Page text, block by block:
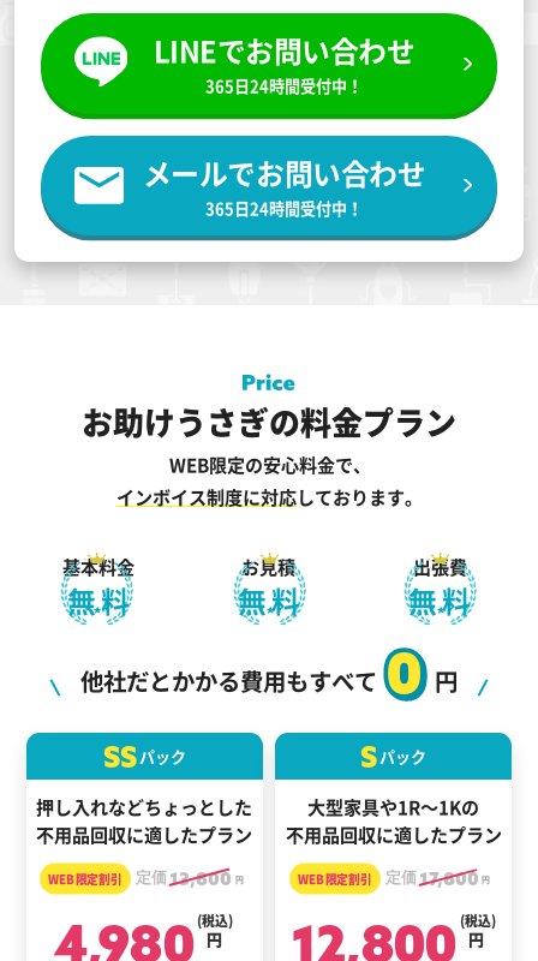
LINEでお問い合わせ
365日24時間受付中！
メールでお問い合わせ
365日24時間受付中！
お助けうさぎの料金プラン
WEB限定の安心料金で、
インボイス制度に対応しております。
基本料金
無料
お見積
無料
出張費
無料
他社だとかかる費用もすべて
0
円
SSパック
押し入れなどちょっとした
不用品回収に適したプラン
定価13,800 円
4,980 円
(税込)
Sパック
大型家具や1R～1Kの
不用品回収に適したプラン
定価17,800 円
12,800 円
(税込)